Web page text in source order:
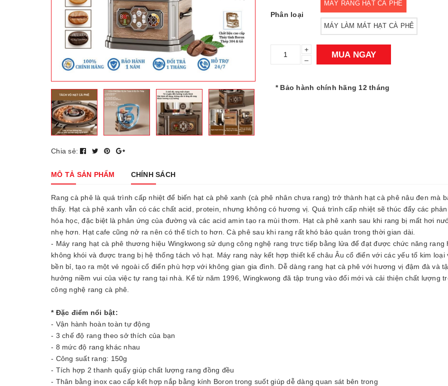
Chia sẻ:
Phân loại
MÁY RANG HẠT CÀ PHÊ
MÁY LÀM MÁT HẠT CÀ PHÊ
+
–
MUA NGAY
* Bảo hành chính hãng 12 tháng
MÔ TẢ SẢN PHẨM CHÍNH SÁCH
Rang cà phê là quá trình cấp nhiệt để biến hạt cà phê xanh (cà phê nhân chưa rang) trở thành hạt cà phê nâu đen mà
thấy. Hạt cà phê xanh vẫn có các chất acid, protein, nhưng không có hương vị. Quá trình cấp nhiệt sẽ thúc đẩy các
hóa học, đặc biệt là phản ứng của đường và các acid amin tạo ra mùi thơm. Hạt cà phê xanh sau khi rang bị mất hơi
nhẹ hơn. Hạt cafe cũng nở ra nên có thể tích to hơn. Cà phê sau khi rang rất khó bảo quản trong thời gian dài.
- Máy rang hạt cà phê thương hiệu Wingkwong sử dụng công nghệ rang trực tiếp bằng lửa để đạt được chức năng rang
không khói và được trang bị hệ thống tách vỏ hạt. Máy rang này kết hợp thiết kế châu Âu cổ điển với các yếu tố kim loại
bền bỉ, tạo ra một vẻ ngoài cổ điển phù hợp với không gian gia đình. Dễ dàng rang hạt cà phê với hương vị đậm đà và
hưởng niềm vui của việc tự rang tại nhà. Kể từ năm 1996, Wingkwong đã tập trung vào đổi mới và cải thiện chất lượng
công nghệ rang cà phê.
* Đặc điểm nổi bật:
- Vận hành hoàn toàn tự động
- 3 chế độ rang theo sở thích của bạn
- 8 mức độ rang khác nhau
- Công suất rang: 150g
- Tích hợp 2 thanh quấy giúp chất lượng rang đồng đều
- Thân bằng inox cao cấp kết hợp nắp bằng kính Boron trong suốt giúp dễ dàng quan sát bên trong